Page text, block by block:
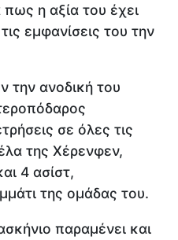
πως η αξία του έχει
εμφανίσεις του την
την ανοδική του
σε όλες τις
της Χέρενφεν,
4 ασίστ,
της ομάδας του.
παραμένει και